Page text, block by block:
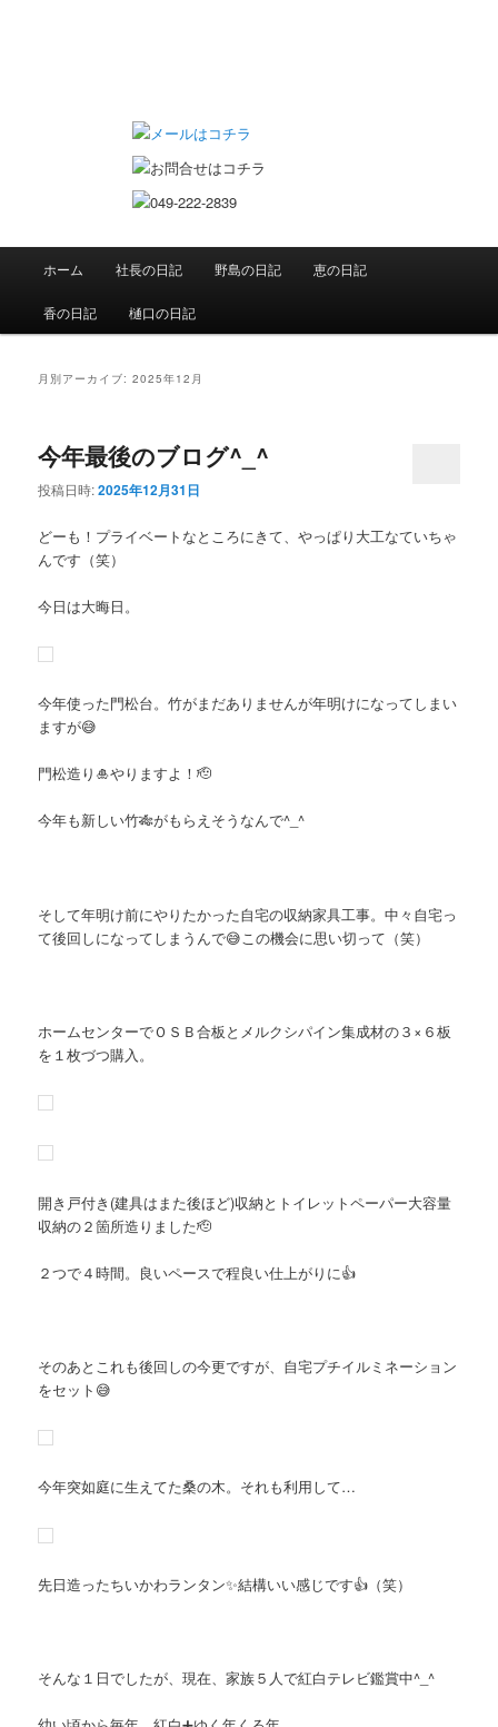
ていちゃん大工日記
メインコンテンツへ移動
サブコンテンツへ移動
ホーム 社長の日記 野島の日記 恵の日記
香の日記 樋口の日記
月別アーカイブ:2025年12月
今年最後のブログ^_^
投稿日時:2025年12月31日
どーも！プライベートなところにきて、やっぱり大工なていちゃ
んです（笑）
今日は大晦日。
今年使った門松台。竹がまだありませんが年明けになってしまい
ますが😅
門松造り🎍やりますよ！🫡
今年も新しい竹🎋がもらえそうなんで^_^
そして年明け前にやりたかった自宅の収納家具工事。中々自宅っ
て後回しになってしまうんで😅この機会に思い切って（笑）
ホームセンターでＯＳＢ合板とメルクシパイン集成材の３×６板
を１枚づつ購入。
開き戸付き(建具はまた後ほど)収納とトイレットペーパー大容量
収納の２箇所造りました🫡
２つで４時間。良いペースで程良い仕上がりに👍
そのあとこれも後回しの今更ですが、自宅プチイルミネーション
をセット😅
今年突如庭に生えてた桑の木。それも利用して…
先日造ったちいかわランタン✨結構いい感じです👍（笑）
そんな１日でしたが、現在、家族５人で紅白テレビ鑑賞中^_^